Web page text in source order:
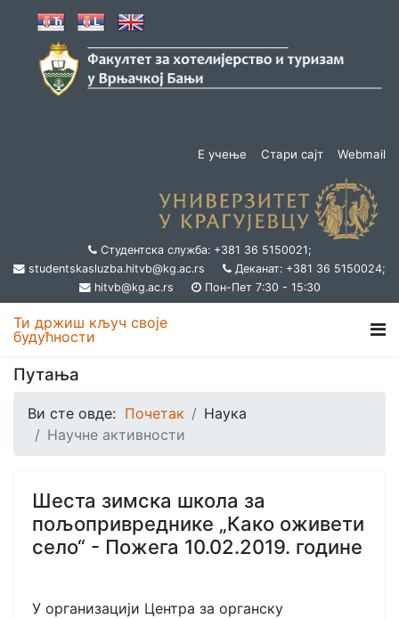
Е учење Стари сајт Webmail
Студентска служба: +381 36 5150021;
studentskasluzba.hitvb@kg.ac.rs
Деканат: +381 36 5150024;
hitvb@kg.ac.rs
Пон-Пет 7:30 - 15:30
Ти држиш кључ своје
будућности
Путања
Ви сте овде: Почетак
Наука
Научне активности
Шеста зимска школа за
пољопривреднике „Како оживети
село“ - Пожега 10.02.2019. године
У организацији Центра за органску